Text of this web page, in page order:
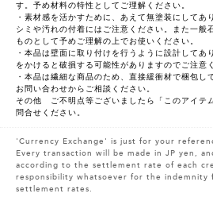
す。予め材料の特性としてご理解ください。
・素材感を活かすために、あえて無塗装にしてあ
シミや汚れの付着にはご注意ください。また一般
ものとして予めご理解の上でお使いください。
・本品は壁面に取り付けを行うように設計してあ
をかけると破損する可能性がありますのでご注意
・本品は繊細な商品のため、直接緩衝材で梱包し
お問い合わせからご相談ください。
その他 ご不明点等ございましたら「このアイテ
問合せください。
'Currency Exchange' is just for your
Every transaction will be made in JP yen,
according to the settlement rate of each
responsibility whatsoever for the indemnity
settlement rates.